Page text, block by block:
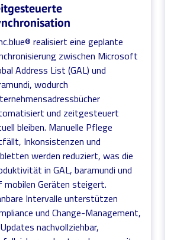
realisiert eine geplante
zwischen Microsoft
Address List (GAL) und
wodurch
und zeitgesteuert
bleiben. Manuelle Pflege
Inkonsistenzen und
werden reduziert, was die
in GAL, baramundi und
mobilen Geräten steigert.
Intervalle unterstützen
und Change-Management,
nachvollziehbar,